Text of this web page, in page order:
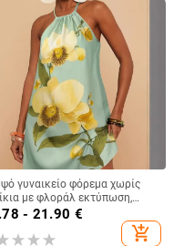
γυναικείο φόρεμα χωρίς
με φλοράλ εκτύπωση,
τιράντες και λεπτομέρεια
μίνι μήκος, γραμμή Α,
- 21.90 €
add_shopping_cart